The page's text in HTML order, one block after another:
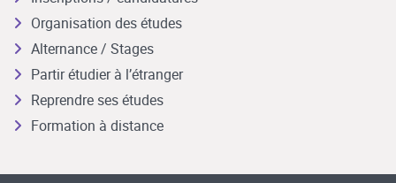
Organisation des études
Alternance / Stages
Partir étudier à l’étranger
Reprendre ses études
Formation à distance